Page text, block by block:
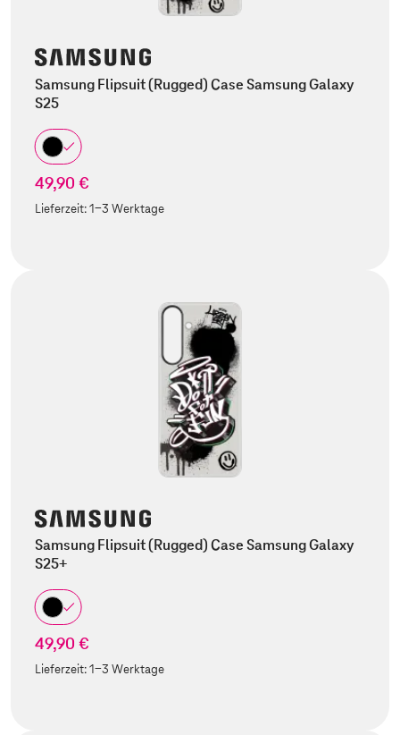
Samsung Flipsuit (Rugged) Case Samsung Galaxy
S25
49,90 €
Lieferzeit:1-3 Werktage
Samsung Flipsuit (Rugged) Case Samsung Galaxy
S25+
49,90 €
Lieferzeit:1-3 Werktage